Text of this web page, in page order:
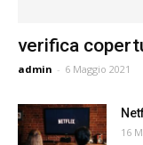
verifica
admin - 6 Maggio 2021
16